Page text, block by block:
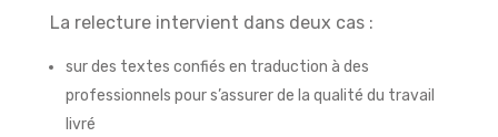
La relecture intervient dans deux cas :
sur des textes confiés en traduction à des
professionnels pour s’assurer de la qualité du travail
livré